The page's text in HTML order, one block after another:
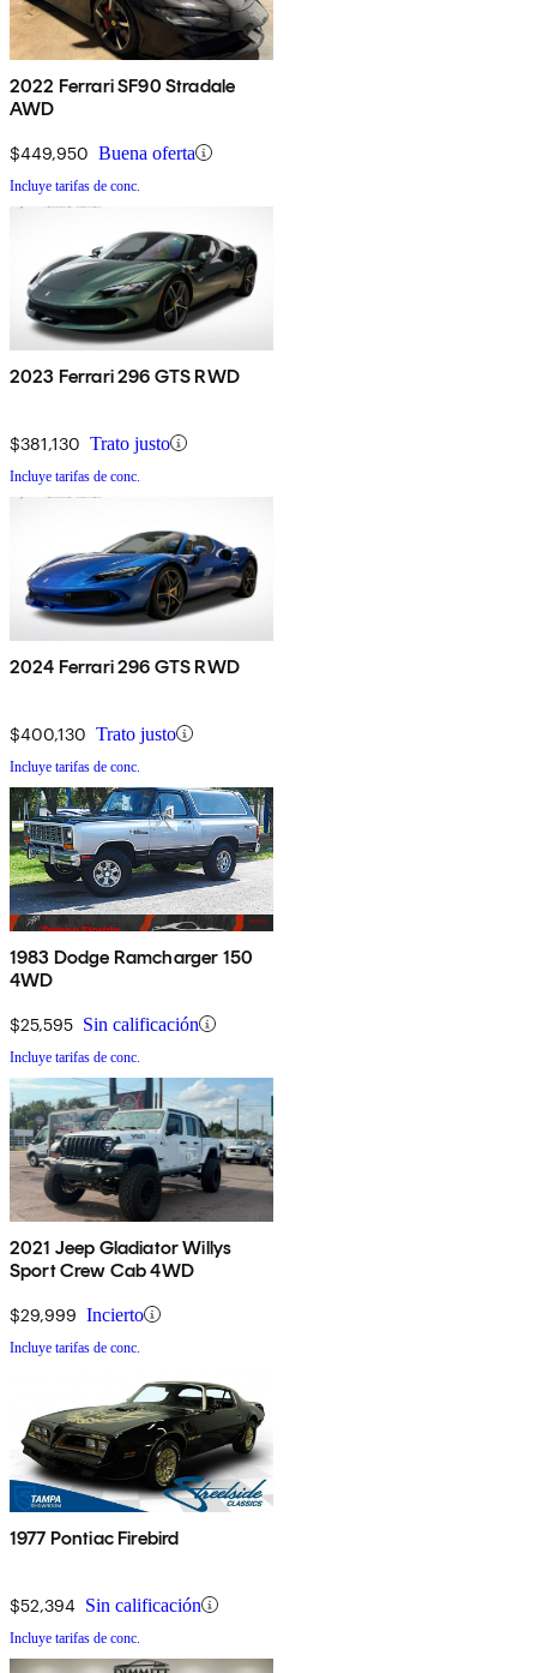
2022 Ferrari SF90 Stradale
AWD
$449,950 Buena oferta
Incluye tarifas de conc.
2023 Ferrari 296 GTS RWD
$381,130 Trato justo
Incluye tarifas de conc.
2024 Ferrari 296 GTS RWD
$400,130 Trato justo
Incluye tarifas de conc.
1983 Dodge Ramcharger 150
4WD
$25,595 Sin calificación
Incluye tarifas de conc.
2021 Jeep Gladiator Willys
Sport Crew Cab 4WD
$29,999 Incierto
Incluye tarifas de conc.
1977 Pontiac Firebird
$52,394 Sin calificación
Incluye tarifas de conc.